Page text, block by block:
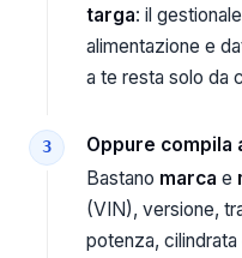
targa: il
alimentazione e
a te resta solo da
Oppure compila
Bastano marca e
(VIN), versione,
potenza,